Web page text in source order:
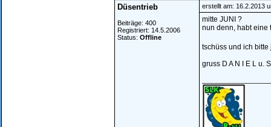
Düsentrieb
Beiträge: 400
Registriert: 14.5.2006
Status: Offline
erstellt am: 16.2.2013
mitte JUNI ?
nun denn, habt eine
tschüss und ich
gruss D A N I E L u.